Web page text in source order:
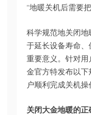
“地暖关机后需要
科学规范地关闭
于延长设备寿命
重要意义。针对
金官方特发布以
户顺利完成关机操
关闭大金地暖的